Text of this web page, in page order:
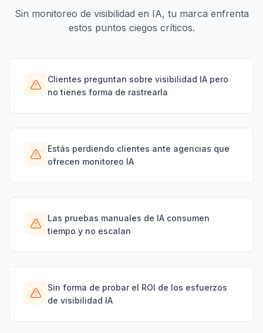
Sin monitoreo de visibilidad en IA, tu marca enfrenta
estos puntos ciegos críticos.
Clientes preguntan sobre visibilidad IA pero
no tienes forma de rastrearla
Estás perdiendo clientes ante agencias que
ofrecen monitoreo IA
Las pruebas manuales de IA consumen
tiempo y no escalan
Sin forma de probar el ROI de los esfuerzos
de visibilidad IA